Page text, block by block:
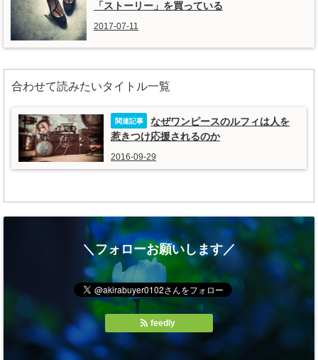
「ストーリー」を買っている
2017-07-11
合わせて読みたいタイトル一覧
なぜワンピースのルフィは人を
惹きつけ応援されるのか
2016-09-29
＼フォローお願いします／
feedly